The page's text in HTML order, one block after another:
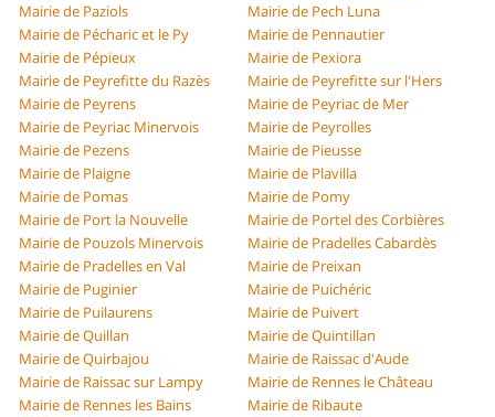
Mairie de Paziols
Mairie de Pech Luna
Mairie de Pécharic et le Py
Mairie de Pennautier
Mairie de Pépieux
Mairie de Pexiora
Mairie de Peyrefitte du Razès
Mairie de Peyrefitte sur l'Hers
Mairie de Peyrens
Mairie de Peyriac de Mer
Mairie de Peyriac Minervois
Mairie de Peyrolles
Mairie de Pezens
Mairie de Pieusse
Mairie de Plaigne
Mairie de Plavilla
Mairie de Pomas
Mairie de Pomy
Mairie de Port la Nouvelle
Mairie de Portel des Corbières
Mairie de Pouzols Minervois
Mairie de Pradelles Cabardès
Mairie de Pradelles en Val
Mairie de Preixan
Mairie de Puginier
Mairie de Puichéric
Mairie de Puilaurens
Mairie de Puivert
Mairie de Quillan
Mairie de Quintillan
Mairie de Quirbajou
Mairie de Raissac d'Aude
Mairie de Raissac sur Lampy
Mairie de Rennes le Château
Mairie de Rennes les Bains
Mairie de Ribaute